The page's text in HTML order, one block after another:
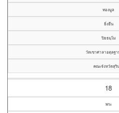
ทองมูล
ยิ่งยืน
ปิยธมฺโม
วัดเขาศาลาอตุลฐา
คณะจังหวัดสุริ
18
พระ